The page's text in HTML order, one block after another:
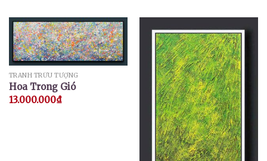
TRANH TRỪU TƯỢNG
Hoa Trong Gió
13.000.000₫